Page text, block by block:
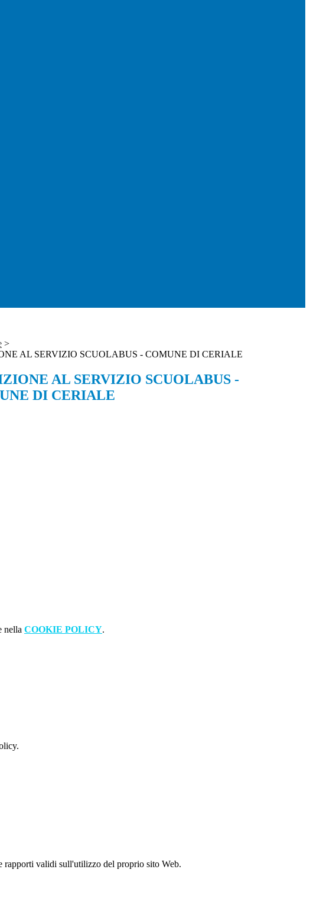
>
AL SERVIZIO SCUOLABUS - COMUNE DI CERIALE
AL SERVIZIO SCUOLABUS -
DI CERIALE
nella COOKIE POLICY.
rapporti validi sull'utilizzo del proprio sito Web.